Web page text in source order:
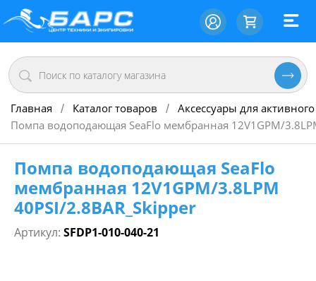
Главная / Каталог товаров / Аксессуары для
Помпа водоподающая SeaFlo мембранная 12V1GPM/
Помпа водоподающая SeaFlo
мембранная 12V1GPM/3.8LPM
40PSI/2.8BAR_Skipper
Артикул: SFDP1-010-040-21